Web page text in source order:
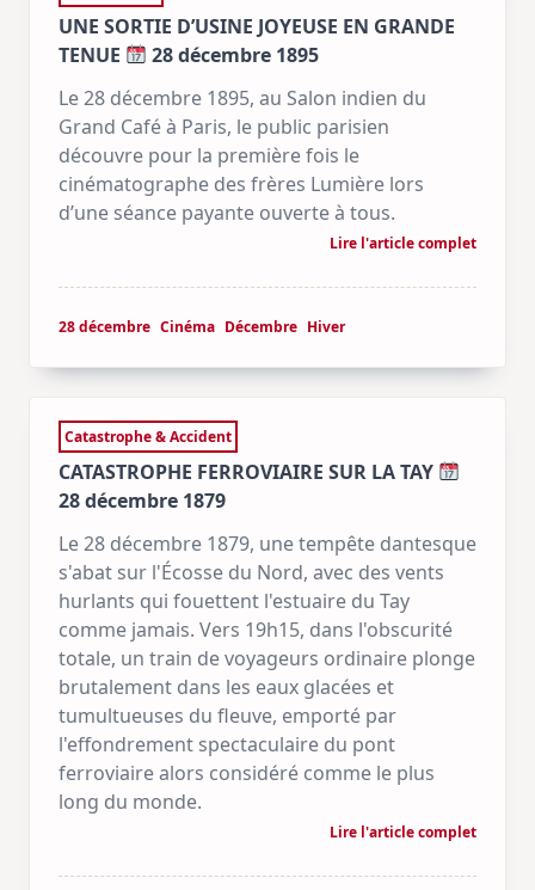
UNE SORTIE D’USINE JOYEUSE EN GRANDE
TENUE
28 décembre 1895
Le 28 décembre 1895, au Salon indien du
Grand Café à Paris, le public parisien
découvre pour la première fois le
cinématographe des frères Lumière lors
d’une séance payante ouverte à tous.
Lire l'article complet
28 décembre Cinéma Décembre Hiver
Catastrophe & Accident
CATASTROPHE FERROVIAIRE SUR LA TAY
28 décembre 1879
Le 28 décembre 1879, une tempête dantesque
s'abat sur l'Écosse du Nord, avec des vents
hurlants qui fouettent l'estuaire du Tay
comme jamais. Vers 19h15, dans l'obscurité
totale, un train de voyageurs ordinaire plonge
brutalement dans les eaux glacées et
tumultueuses du fleuve, emporté par
l'effondrement spectaculaire du pont
ferroviaire alors considéré comme le plus
long du monde.
Lire l'article complet